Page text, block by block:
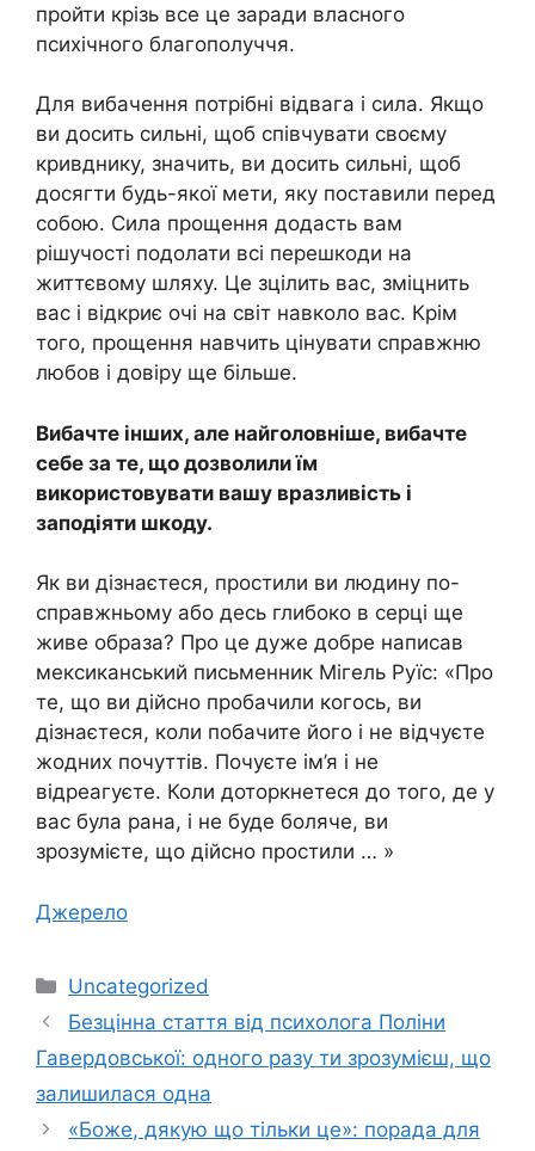
пройти крізь все це заради власного
психічного благополуччя.
Для вибачення потрібні відвага і сила. Якщо
ви досить сильні, щоб співчувати своєму
кривднику, значить, ви досить сильні, щоб
досягти будь-якої мети, яку поставили перед
собою. Сила прощення додасть вам
рішучості подолати всі перешкоди на
життєвому шляху. Це зцілить вас, зміцнить
вас і відкриє очі на світ навколо вас. Крім
того, прощення навчить цінувати справжню
любов і довіру ще більше.
Вибачте інших, але найголовніше, вибачте
себе за те, що дозволили їм
використовувати вашу вразливість і
заподіяти шкоду.
Як ви дізнаєтеся, простили ви людину по-
справжньому або десь глибоко в серці ще
живе образа? Про це дуже добре написав
мексиканський письменник Мігель Руїс: «Про
те, що ви дійсно пробачили когось, ви
дізнаєтеся, коли побачите його і не відчуєте
жодних почуттів. Почуєте ім’я і не
відреагуєте. Коли доторкнетеся до того, де у
вас була рана, і не буде боляче, ви
зрозумієте, що дійсно простили … »
Джерело
Категорії
Uncategorized
Безцінна стаття від психолога Поліни
Гавердовської: одного разу ти зрозумієш, що
залишилася одна
«Боже, дякую що тільки це»: порада для